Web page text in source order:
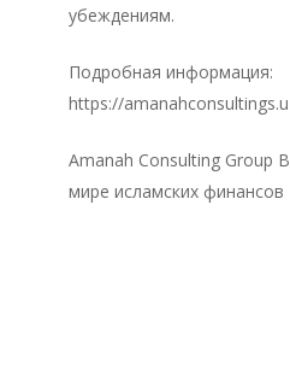
убеждениям.
Подробная информация:
https://
Amanah Consulting Group
мире исламских финансов